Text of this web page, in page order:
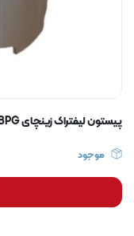
پیستون لیفتراک زینچای NB485BPG
موجود